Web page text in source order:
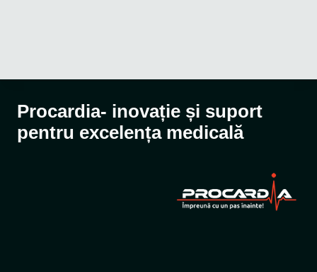
Procardia- inovație și suport
pentru excelența medicală